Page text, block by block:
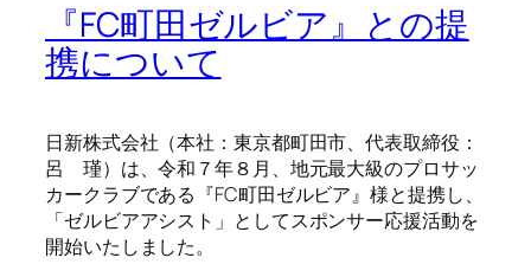
『FC町田ゼルビア』との提
携について
日新株式会社（本社：東京都町田市、代表取締役：
呂 瑾）は、令和７年８月、地元最大級のプロサッ
カークラブである『FC町田ゼルビア』様と提携し、
「ゼルビアアシスト」としてスポンサー応援活動を
開始いたしました。